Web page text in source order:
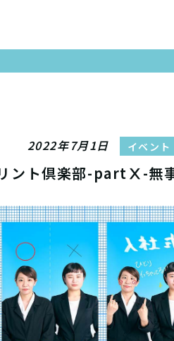
2022年7月1日 イベント
ント倶楽部-partⅩ-無